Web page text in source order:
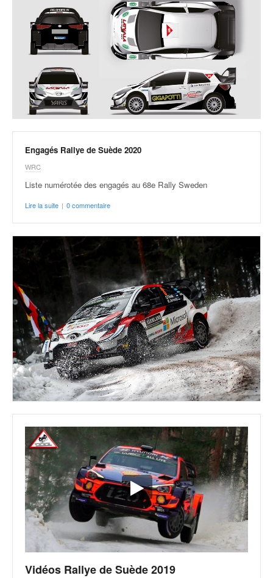
Engagés Rallye de Suède 2020
WRC
Liste numérotée des engagés au 68e Rally Sweden
Lire la suite | 0 commentaire
Vidéos Rallye de Suède 2019